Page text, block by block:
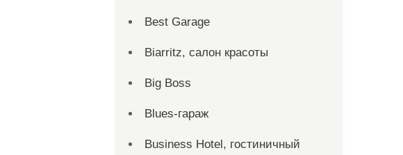
Best Garage
Biarritz, салон красоты
Big Boss
Blues-гараж
Business Hotel, гостиничный